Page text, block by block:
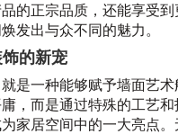
的正宗品质，还能享受
发出与众不同的魅力。
的新宠
是一种能够赋予墙面艺
，而是通过特殊的工艺
家居空间中的一大亮点